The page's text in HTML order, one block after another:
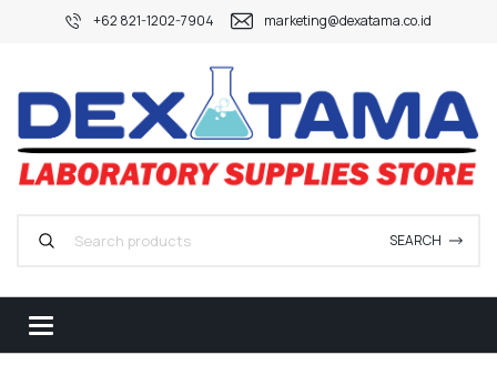
+62 821-1202-7904 marketing@dexatama.co.id
SEARCH